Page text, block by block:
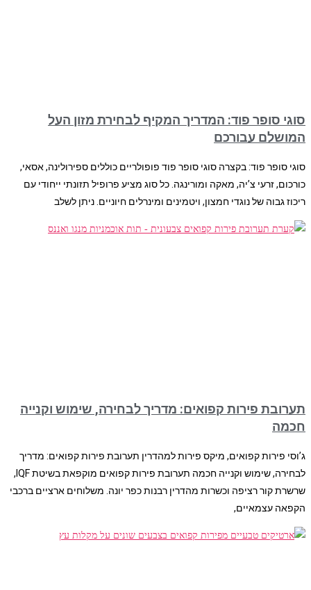
סוגי סופר פוד: המדריך המקיף לבחירת מזון העל
המושלם עבורכם
סוגי סופר פוד: בקצרה סוגי סופר פוד פופולריים כוללים ספירולינה, אסאי,
כורכום, זרעי צ’יה, מאקה ומורינגה. כל סוג מציע פרופיל תזונתי ייחודי עם
ריכוז גבוה של נוגדי חמצון, ויטמינים ומינרלים חיוניים. ניתן לשלב
תערובת פירות קפואים: מדריך לבחירה, שימוש וקנייה
חכמה
ג’וסי פירות קפואים, מיקס פירות למהדרין תערובת פירות קפואים: מדריך
לבחירה, שימוש וקנייה חכמה תערובת פירות קפואים מוקפאת בשיטת IQF,
שרשרת קור רציפה וכשרות מהדרין רבנות כפר יונה. משלוחים ארציים ברכבי
הקפאה עצמאיים,